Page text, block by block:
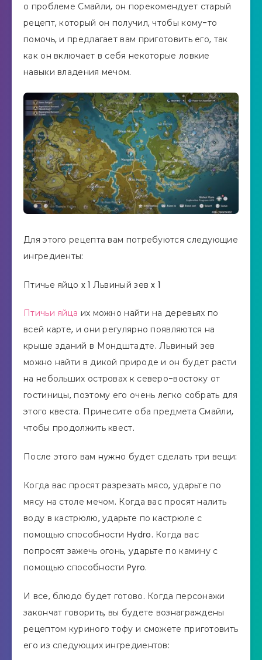
о проблеме Смайли, он порекомендует старый
рецепт, который он получил, чтобы кому-то
помочь, и предлагает вам приготовить его, так
как он включает в себя некоторые ловкие
навыки владения мечом.
Для этого рецепта вам потребуются следующие
ингредиенты:
Птичье яйцо x 1 Львиный зев x 1
Птичьи яйца их можно найти на деревьях по
всей карте, и они регулярно появляются на
крыше зданий в Мондштадте. Львиный зев
можно найти в дикой природе и он будет расти
на небольших островах к северо-востоку от
гостиницы, поэтому его очень легко собрать для
этого квеста. Принесите оба предмета Смайли,
чтобы продолжить квест.
После этого вам нужно будет сделать три вещи:
Когда вас просят разрезать мясо, ударьте по
мясу на столе мечом. Когда вас просят налить
воду в кастрюлю, ударьте по кастрюле с
помощью способности Hydro. Когда вас
попросят зажечь огонь, ударьте по камину с
помощью способности Pyro.
И все, блюдо будет готово. Когда персонажи
закончат говорить, вы будете вознаграждены
рецептом куриного тофу и сможете приготовить
его из следующих ингредиентов: